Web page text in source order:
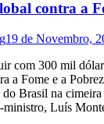
contra a
19 de Novembro,
com 300 mil
a Fome e a
Brasil na
Luís